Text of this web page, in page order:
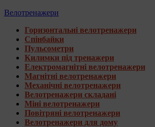
Велотренажери
Горизонтальні велотренажери
Спінбайки
Пульсометри
Килимки під тренажери
Електромагнітні велотренажери
Магнітні велотренажери
Механічні велотренажери
Велотренажери складані
Міні велотренажери
Повітряні велотренажери
Велотренажери для дому